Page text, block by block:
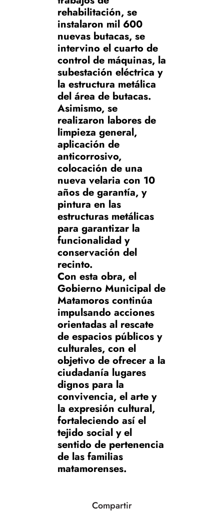
rehabilitación, se
instalaron mil 600
nuevas butacas, se
intervino el cuarto de
control de máquinas, la
subestación eléctrica y
la estructura metálica
del área de butacas.
Asimismo, se
realizaron labores de
limpieza general,
aplicación de
anticorrosivo,
colocación de una
nueva velaria con 10
años de garantía, y
pintura en las
estructuras metálicas
para garantizar la
funcionalidad y
conservación del
recinto.
Con esta obra, el
Gobierno Municipal de
Matamoros continúa
impulsando acciones
orientadas al rescate
de espacios públicos y
culturales, con el
objetivo de ofrecer a la
ciudadanía lugares
dignos para la
convivencia, el arte y
la expresión cultural,
fortaleciendo así el
tejido social y el
sentido de pertenencia
de las familias
matamorenses.
Compartir